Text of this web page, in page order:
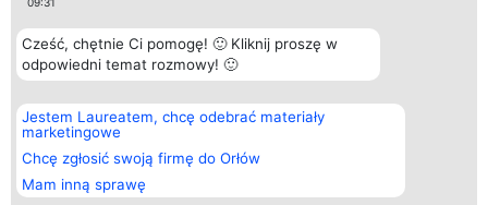
Cześć, chętnie Ci pomogę! 🙂 Kliknij proszę w
odpowiedni temat rozmowy! 🙂
Jestem Laureatem, chcę odebrać materiały
marketingowe
Chcę zgłosić swoją firmę do Orłów
Mam inną sprawę
Organizator plebiscytu
Bright Side Solutions sp. z o.
o. sp. k.
ul. Ruska 22
Wrocław 50-079
KRS 0000749100 | Regon
381313360 | NIP 8943132676
Plebiscyt
Laureaci
wszystkich
Laureatów
Regulamin
Kontakt
Kontakt